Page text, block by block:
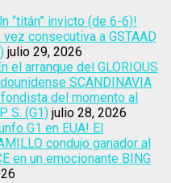
“titán” invicto (de 6-6)!
vez consecutiva a GSTAAD
julio 29, 2026
el arranque del GLORIOUS
SCANDINAVIA
del momento al
S. (G1) julio 28, 2026
G1 en EUA! El
condujo ganador al
en un emocionante BING